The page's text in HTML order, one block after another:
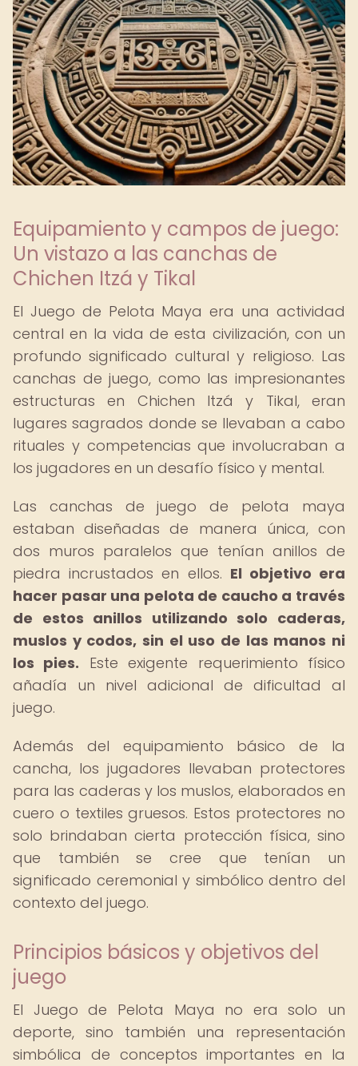
Equipamiento y campos de juego:
Un vistazo a las canchas de
Chichen Itzá y Tikal
El Juego de Pelota Maya era una actividad
central en la vida de esta civilización, con un
profundo significado cultural y religioso. Las
canchas de juego, como las impresionantes
estructuras en Chichen Itzá y Tikal, eran
lugares sagrados donde se llevaban a cabo
rituales y competencias que involucraban a
los jugadores en un desafío físico y mental.
Las canchas de juego de pelota maya
estaban diseñadas de manera única, con
dos muros paralelos que tenían anillos de
piedra incrustados en ellos. El objetivo era
hacer pasar una pelota de caucho a través
de estos anillos utilizando solo caderas,
muslos y codos, sin el uso de las manos ni
los pies. Este exigente requerimiento físico
añadía un nivel adicional de dificultad al
juego.
Además del equipamiento básico de la
cancha, los jugadores llevaban protectores
para las caderas y los muslos, elaborados en
cuero o textiles gruesos. Estos protectores no
solo brindaban cierta protección física, sino
que también se cree que tenían un
significado ceremonial y simbólico dentro del
contexto del juego.
Principios básicos y objetivos del
juego
El Juego de Pelota Maya no era solo un
deporte, sino también una representación
simbólica de conceptos importantes en la